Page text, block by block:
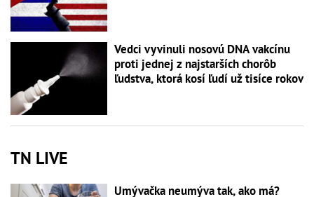
Vedci vyvinuli nosovú DNA vakcínu
proti jednej z najstarších chorôb
ľudstva, ktorá kosí ľudí už tisíce rokov
TN LIVE
Umývačka neumýva tak, ako má?